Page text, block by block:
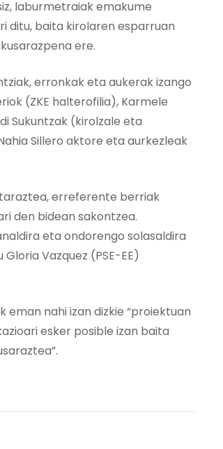
laburmetraiak emakume
ditu, baita kirolaren esparruan
ere.
erronkak eta aukerak izango
(ZKE halterofilia), Karmele
Sukuntzak (kirolzale eta
Sillero aktore eta aurkezleak
erreferente berriak
den bidean sakontzea.
eta ondorengo solasaldira
Vazquez (PSE-EE)
eman nahi izan dizkie “proiektuan
esker posible izan baita